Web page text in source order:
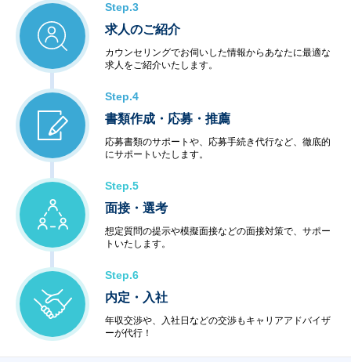
Step.3
求人のご紹介
カウンセリングでお伺いした情報からあなたに最適な
求人をご紹介いたします。
Step.4
書類作成・応募・推薦
応募書類のサポートや、応募手続き代行など、徹底的
にサポートいたします。
Step.5
面接・選考
想定質問の提示や模擬面接などの面接対策で、サポー
トいたします。
Step.6
内定・入社
年収交渉や、入社日などの交渉もキャリアアドバイザ
ーが代行！